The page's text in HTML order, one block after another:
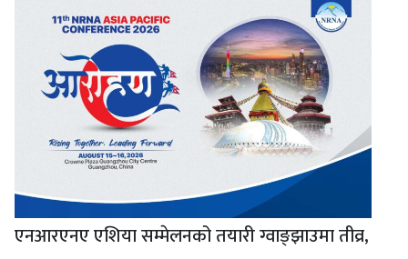
एनआरएनए एशिया सम्मेलनको तयारी ग्वाङ्झाउमा तीव्र,